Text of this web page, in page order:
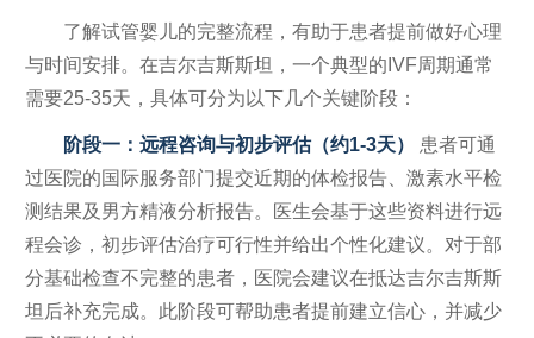
了解试管婴儿的完整流程，有助于患者提前做好心理
与时间安排。在吉尔吉斯斯坦，一个典型的IVF周期通常
需要25-35天，具体可分为以下几个关键阶段：
阶段一：远程咨询与初步评估（约1-3天）
患者可通
过医院的国际服务部门提交近期的体检报告、激素水平检
测结果及男方精液分析报告。医生会基于这些资料进行远
程会诊，初步评估治疗可行性并给出个性化建议。对于部
分基础检查不完整的患者，医院会建议在抵达吉尔吉斯斯
坦后补充完成。此阶段可帮助患者提前建立信心，并减少